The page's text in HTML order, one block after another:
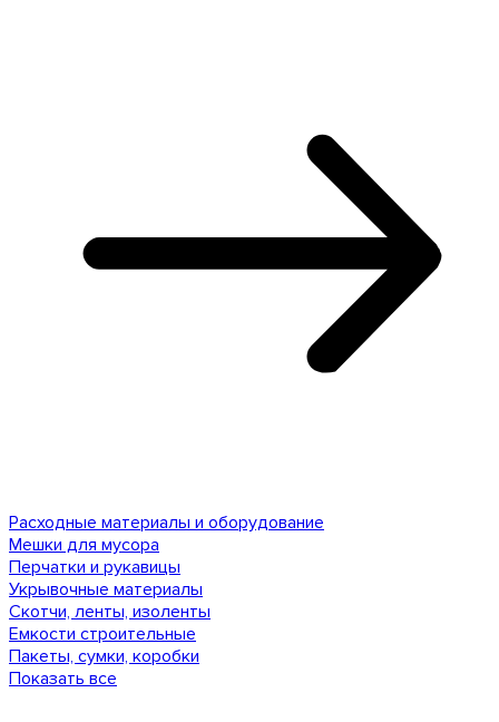
Расходные материалы и оборудование
Мешки для мусора
Перчатки и рукавицы
Укрывочные материалы
Скотчи, ленты, изоленты
Емкости строительные
Пакеты, сумки, коробки
Показать все